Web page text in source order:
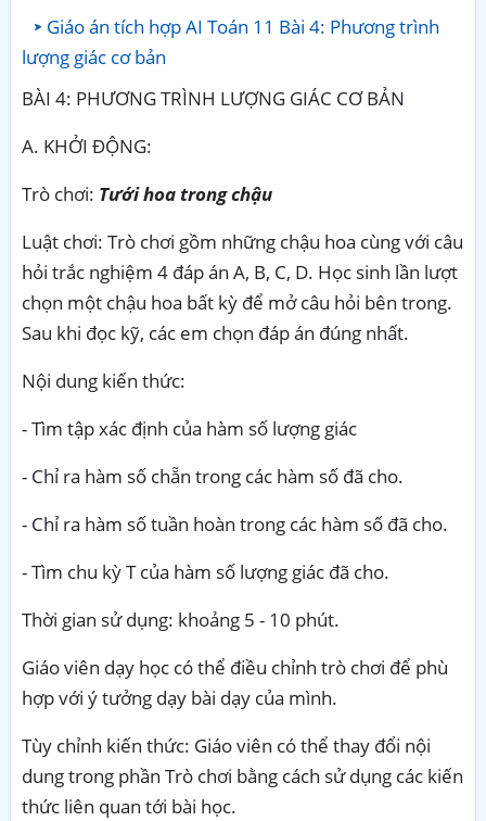
Giáo án tích hợp AI Toán 11 Bài 4: Phương trình
lượng giác cơ bản
BÀI 4: PHƯƠNG TRÌNH LƯỢNG GIÁC CƠ BẢN
A. KHỞI ĐỘNG:
Trò chơi: Tưới hoa trong chậu
Luật chơi: Trò chơi gồm những chậu hoa cùng với câu
hỏi trắc nghiệm 4 đáp án A, B, C, D. Học sinh lần lượt
chọn một chậu hoa bất kỳ để mở câu hỏi bên trong.
Sau khi đọc kỹ, các em chọn đáp án đúng nhất.
Nội dung kiến thức:
- Tìm tập xác định của hàm số lượng giác
- Chỉ ra hàm số chẵn trong các hàm số đã cho.
- Chỉ ra hàm số tuần hoàn trong các hàm số đã cho.
- Tìm chu kỳ T của hàm số lượng giác đã cho.
Thời gian sử dụng: khoảng 5 - 10 phút.
Giáo viên dạy học có thể điều chỉnh trò chơi để phù
hợp với ý tưởng dạy bài dạy của mình.
Tùy chỉnh kiến thức: Giáo viên có thể thay đổi nội
dung trong phần Trò chơi bằng cách sử dụng các kiến
thức liên quan tới bài học.